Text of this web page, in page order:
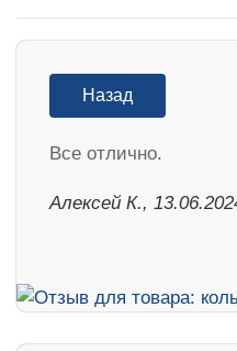
Назад
Все отлично.
Алексей К.,